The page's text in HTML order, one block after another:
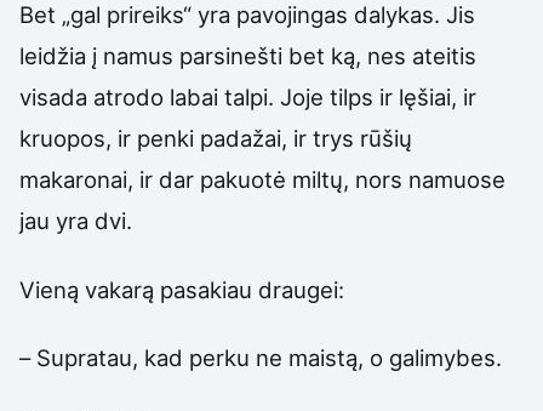
Bet „gal prireiks“ yra pavojingas dalykas. Jis
leidžia į namus parsinešti bet ką, nes ateitis
visada atrodo labai talpi. Joje tilps ir lęšiai, ir
kruopos, ir penki padažai, ir trys rūšių
makaronai, ir dar pakuotė miltų, nors namuose
jau yra dvi.
Vieną vakarą pasakiau draugei:
– Supratau, kad perku ne maistą, o galimybes.